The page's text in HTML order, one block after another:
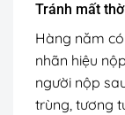
Tránh mất
Hàng năm
nhãn hiệu
người nộp
trùng, tương